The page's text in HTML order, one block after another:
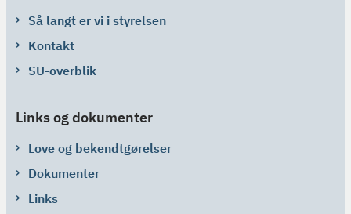
Så langt er vi i styrelsen
Kontakt
SU-overblik
Links og dokumenter
Love og bekendtgørelser
Dokumenter
Links